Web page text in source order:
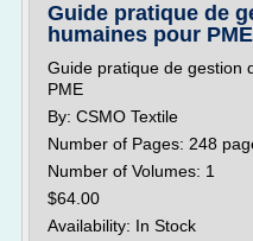
Guide pratique de
humaines pour PME
Guide pratique de gestion
PME
By: CSMO Textile
Number of Pages: 248
Number of Volumes: 1
$64.00
Availability: In Stock